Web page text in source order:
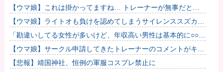
いし、気持ち悪い」
【ウマ娘】これは掛かってますね… トレーナーが無事だとい
いのですが…
【ウマ娘】ライトオも負けを認めてしまうサイレンススズカ定
規概念ｗｗｗ
「勘違いしてる女性が多いけど、年収高い男性は基本的に○○で
す」→共感殺到で拡散 やはりこれが真実なのか他
【ウマ娘】サークル申請してきたトレーナーのコメントがキモ
すぎて草ｗｗｗ「このまま成長したらどうなるんや…」他
【悲報】靖国神社、恒例の軍服コスプレ禁止に